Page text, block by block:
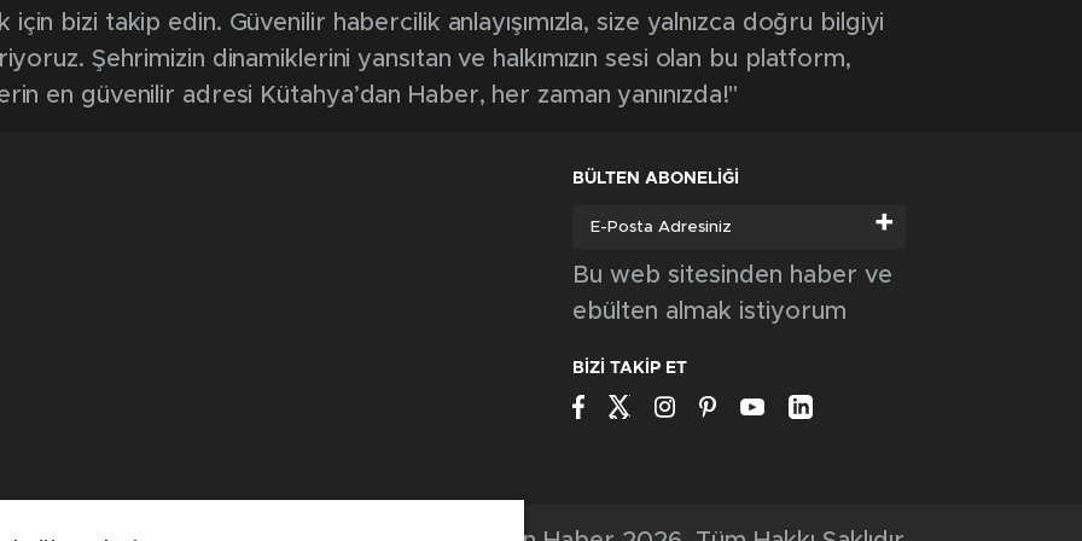
GÜNCEL
GÜNCEL
TIR ŞARAMPOLE DEVRİLDİ: SÜRÜCÜ